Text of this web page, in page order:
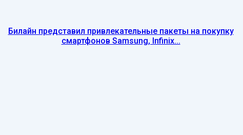
Билайн представил привлекательные пакеты на покупку
смартфонов Samsung, Infinix...